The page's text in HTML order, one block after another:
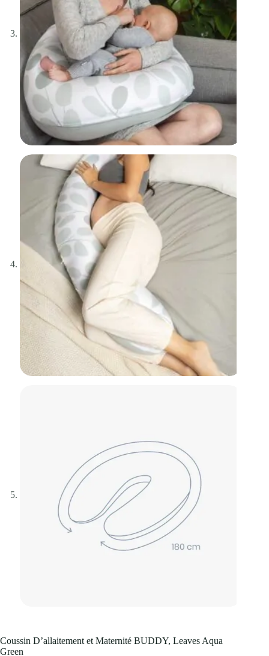
Coussin D’allaitement et Maternité BUDDY, Leaves Aqua
Green